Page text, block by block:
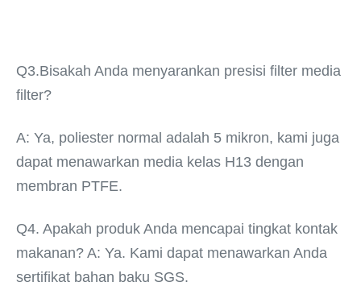
Q3.Bisakah Anda menyarankan presisi filter media
filter?
A: Ya, poliester normal adalah 5 mikron, kami juga
dapat menawarkan media kelas H13 dengan
membran PTFE.
Q4. Apakah produk Anda mencapai tingkat kontak
makanan? A: Ya. Kami dapat menawarkan Anda
sertifikat bahan baku SGS.